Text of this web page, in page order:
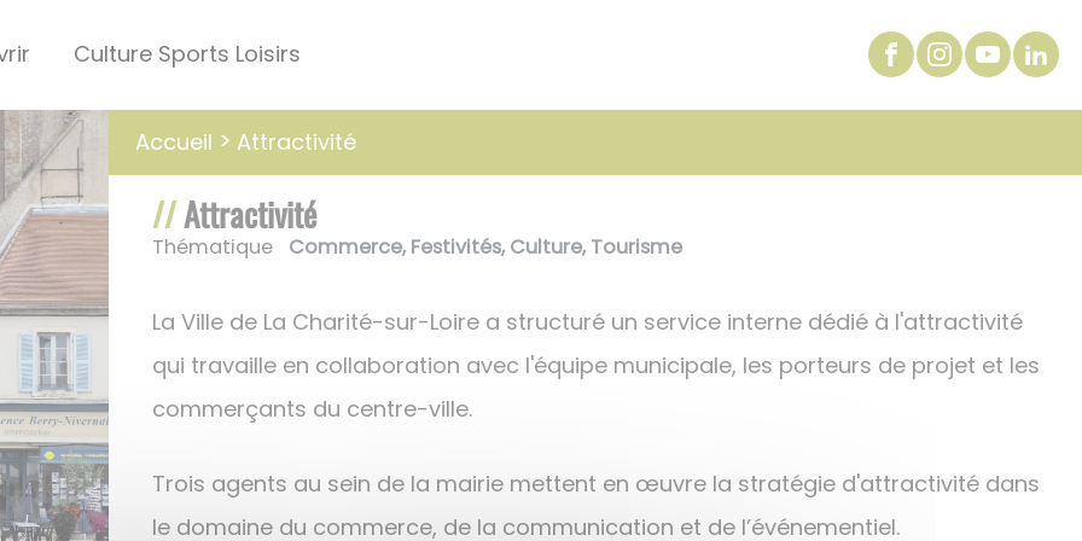
Culture Sports Loisirs
Accueil Attractivité
Attractivité
Thématique Commerce,Festivités,Culture,Tourisme
La Ville de La Charité-sur-Loire a structuré un service interne dédié à l'attractivité
qui travaille en collaboration avec l'équipe municipale, les porteurs de projet et les
commerçants du centre-ville.
Trois agents au sein de la mairie mettent en œuvre la stratégie d'attractivité dans
le domaine du commerce, de la communication et de l’événementiel.